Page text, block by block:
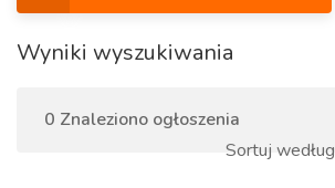
Wyniki wyszukiwania
0 Znaleziono ogłoszenia
Sortuj według